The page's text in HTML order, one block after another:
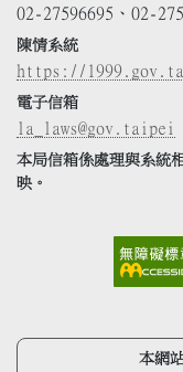
02-27596695、02-
陳情系統
https://
電子信箱
la_laws@gov.taipei
本局信箱係處理與系統
映。
本網